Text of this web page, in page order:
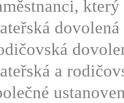
dovolená
a